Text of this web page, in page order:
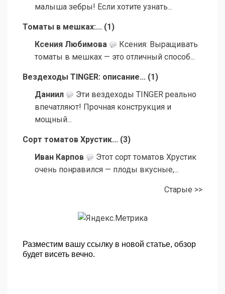
малыша зебры! Если хотите узнать...
Томаты в мешках:... (1 )
Ксения Любимова
Ксения: Выращивать
томаты в мешках — это отличный способ...
Вездеходы TINGER: описание... (1 )
Даниил
Эти вездеходы TINGER реально
впечатляют! Прочная конструкция и
мощный...
Сорт томатов Хрустик... (3)
Иван Карпов
Этот сорт томатов Хрустик
очень понравился — плоды вкусные,...
Старые >>
Разместим вашу ссылку в новой статье, обзор
будет висеть вечно.